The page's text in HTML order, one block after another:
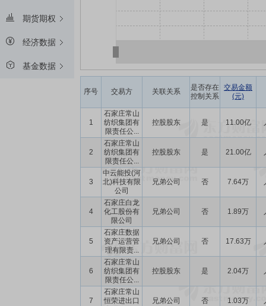
期货期权
经济数据
基金数据
序号 交易方 关联关系
是否存在
控制关系
交易金额
(元)
1
石家庄常山
纺织集团有
限责任公...
控股股东 是 11.00亿
2
石家庄常山
纺织集团有
限责任公...
控股股东 是 21.00亿
3
中云能投(河
北)科技有限
公司
兄弟公司 否 7.64万
4
石家庄白龙
化工股份有
限公司
兄弟公司 否 1.89万
5
石家庄数据
资产运营管
理有限责...
兄弟公司 否 17.63万
6
石家庄常山
纺织集团有
限责任公...
控股股东 是 2.04万
7
石家庄常山
恒荣进出口
兄弟公司 否 1.03万